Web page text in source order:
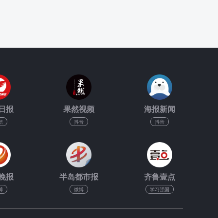
报 果然视频
抖音
海报新闻
抖音
报 半岛都市报
微博
齐鲁壹点
学习强国